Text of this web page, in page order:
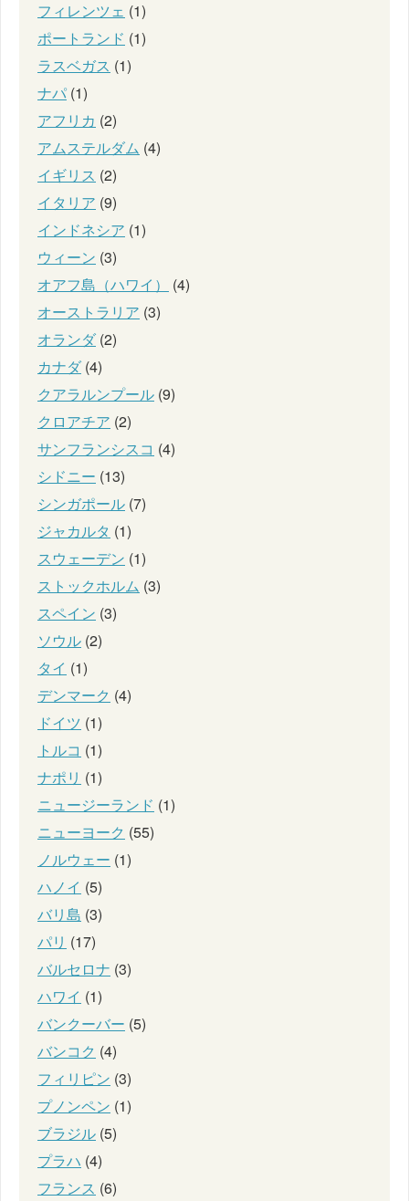
フィレンツェ (1)
ポートランド (1)
ラスベガス (1)
ナパ (1)
アフリカ (2)
アムステルダム (4)
イギリス (2)
イタリア (9)
インドネシア (1)
ウィーン (3)
オアフ島（ハワイ）
(4)
オーストラリア (3)
オランダ(2)
カナダ(4)
クアラルンプール (9)
クロアチア (2)
サンフランシスコ (4)
シドニー (13)
シンガポール (7)
ジャカルタ (1)
スウェーデン (1)
ストックホルム (3)
スペイン (3)
ソウル (2)
タイ (1)
デンマーク (4)
ドイツ (1)
トルコ (1)
ナポリ (1)
ニュージーランド (1)
ニューヨーク (55)
ノルウェー (1)
ハノイ (5)
バリ島 (3)
パリ (17)
バルセロナ (3)
ハワイ (1)
バンクーバー (5)
バンコク (4)
フィリピン (3)
プノンペン (1)
ブラジル (5)
プラハ (4)
フランス (6)